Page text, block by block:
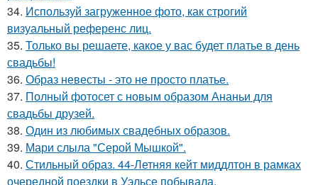
34. Используй загруженное фото, как строгий
визуальный референс лиц.
35. Только вы решаете, какое у вас будет платье в день
свадьбы!
36. Образ невесты - это не просто платье.
37. Полный фотосет с новым образом Ананьи для
свадьбы друзей.
38. Один из любимых свадебных образов.
39. Мари слыла "Серой Мышкой".
40. Стильный образ. 44-Летняя кейт миддлтон в рамках
очередной поездки в Уэльсе побывала.